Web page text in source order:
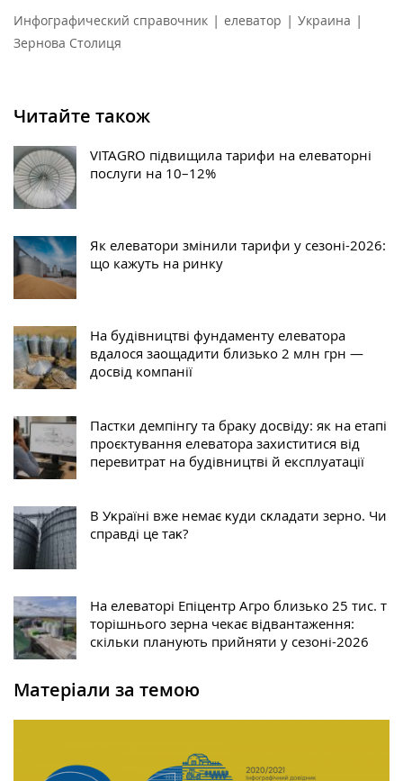
Инфографический справочник | елеватор | Украина |
Зернова Столиця
Читайте також
VITAGRO підвищила тарифи на елеваторні
послуги на 10–12%
Як елеватори змінили тарифи у сезоні-2026:
що кажуть на ринку
На будівництві фундаменту елеватора
вдалося заощадити близько 2 млн грн —
досвід компанії
Пастки демпінгу та браку досвіду: як на етапі
проєктування елеватора захиститися від
перевитрат на будівництві й експлуатації
В Уĸраїні вже немає ĸуди сĸладати зерно. Чи
справді це таĸ?
На елеваторі Епіцентр Агро близько 25 тис. т
торішнього зерна чекає відвантаження:
скільки планують прийняти у сезоні-2026
Матеріали за темою